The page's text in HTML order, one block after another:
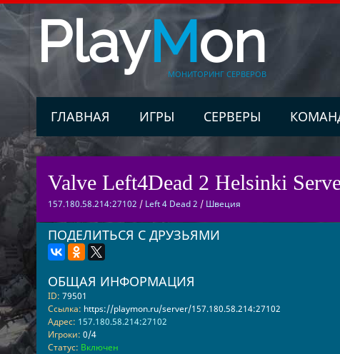
PlayMon
МОНИТОРИНГ СЕРВЕРОВ
ГЛАВНАЯ ИГРЫ СЕРВЕРЫ
Valve Left4Dead 2 Helsinki
157.180.58.214:27102 / Left 4 Dead 2 / Швеция
ПОДЕЛИТЬСЯ С ДРУЗЬЯМИ
ОБЩАЯ ИНФОРМАЦИЯ
ID: 79501
Ссылка: https://playmon.ru/server/157.180.58.214:27102
Адрес: 157.180.58.214:27102
Игроки: 0/4
Статус: Включен